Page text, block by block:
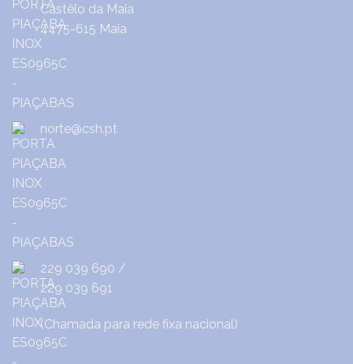
Castêlo da Maia
4475-615 Maia
norte@csh.pt
229 039 690 /
229 039 691
(Chamada para rede fixa nacional)